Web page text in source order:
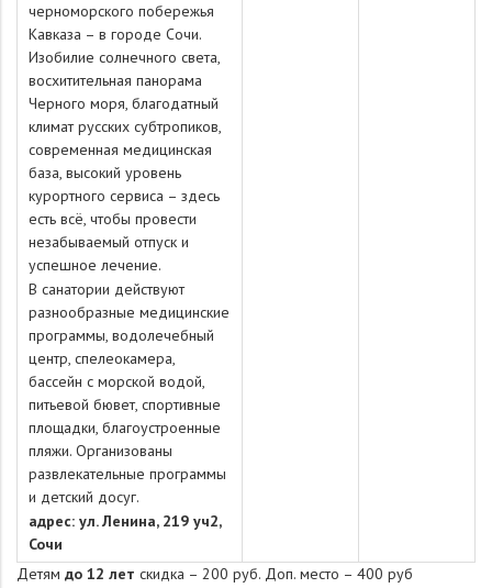
черноморского побережья
Кавказа – в городе Сочи.
Изобилие солнечного света,
восхитительная панорама
Черного моря, благодатный
климат русских субтропиков,
современная медицинская
база, высокий уровень
курортного сервиса – здесь
есть всё, чтобы провести
незабываемый отпуск и
успешное лечение.
В санатории действуют
разнообразные медицинские
программы, водолечебный
центр, спелеокамера,
бассейн с морской водой,
питьевой бювет, спортивные
площадки, благоустроенные
пляжи. Организованы
развлекательные программы
и детский досуг.
адрес: ул. Ленина, 219 уч2,
Сочи
Детям до 12 лет скидка – 200 руб. Доп. место – 400 руб